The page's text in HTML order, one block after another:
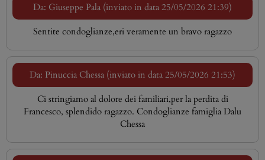
Da: Giuseppe Pala (inviato in data 25/05/2026 21:39)
Sentite condoglianze,eri veramente un bravo ragazzo
Da: Pinuccia Chessa (inviato in data 25/05/2026 21:53)
Ci stringiamo al dolore dei familiari,per la perdita di
Francesco, splendido ragazzo. Condoglianze famiglia Dalu
Chessa